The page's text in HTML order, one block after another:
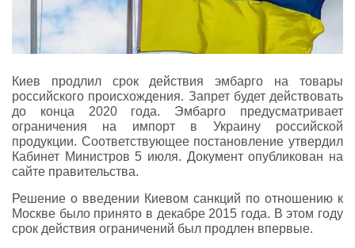
Киев продлил срок действия эмбарго на товары
российского происхождения. Запрет будет действовать
до конца 2020 года. Эмбарго предусматривает
ограничения на импорт в Украину российской
продукции. Соответствующее постановление утвердил
Кабинет Министров 5 июля. Документ опубликован на
сайте правительства.
Решение о введении Киевом санкций по отношению к
Москве было принято в декабре 2015 года. В этом году
срок действия ограничений был продлен впервые.